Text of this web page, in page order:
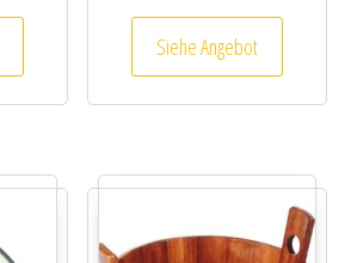
Siehe Angebot